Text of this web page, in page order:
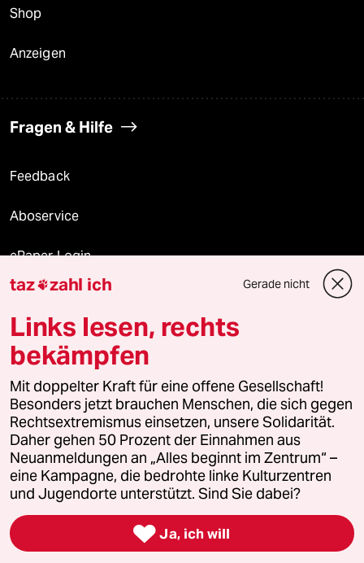
Shop
Anzeigen
Fragen & Hilfe
Feedback
Aboservice
ePaper Login
Downloads für Abonnierende
© 2026 taz Verlags und Vertriebs GmbH
Alle Rechte vorbehalten. Bei rechtlichen Fragen oder für Genehmigungen
wenden Sie sich bitte an lizenzen@taz.de
Feedback Redaktionsstatut Kommune-Richtlinien
Leitlinie Informant Datenschutz Impressum AGB
Seitenwende Einwilligungen widerrufen (Ads)
taz zahl ich Gerade nicht
Links lesen, rechts
bekämpfen
Mit doppelter Kraft für eine offene Gesellschaft!
Besonders jetzt brauchen Menschen, die sich gegen
Rechtsextremismus einsetzen, unsere Solidarität.
Daher gehen 50 Prozent der Einnahmen aus
Neuanmeldungen an „Alles beginnt im Zentrum“ –
eine Kampagne, die bedrohte linke Kulturzentren
und Jugendorte unterstützt. Sind Sie dabei?
 Ja, ich will